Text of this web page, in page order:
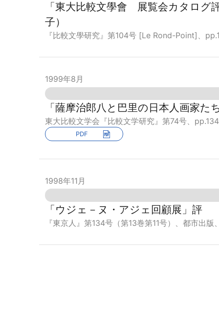
「東大比較文學會 展覧会カタログ
子）
『比較文學研究』第104号 [Le Rond-Point]、
1999年8月
「薩摩治郎八と巴里の日本人画家た
東大比較文学会『比較文学研究』第74号、
PDF
1998年11月
「ウジェ－ヌ・アジェ回顧展」評
『東京人』第134号（第13巻第11号）、都市出版